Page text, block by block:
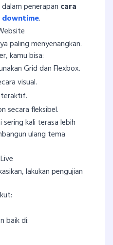
penerapan cara
downtime.
paling menyenangkan.
kamu bisa:
Grid dan Flexbox.
visual.
secara fleksibel.
kali terasa lebih
ulang tema
lakukan pengujian
baik di: